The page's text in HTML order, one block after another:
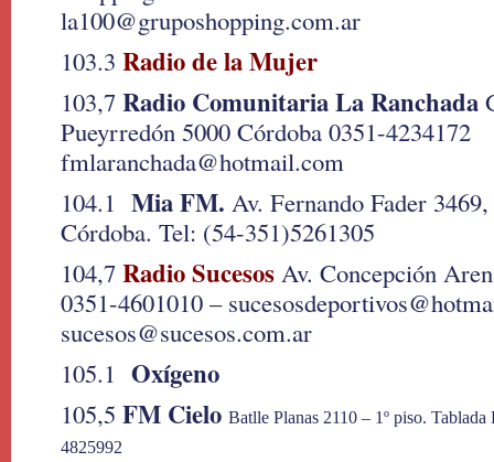
la100@gruposhopping.com.ar
103.3 Radio de la Mujer
103,7 Radio Comunitaria La Ranchada
Pueyrredón 5000 Córdoba 0351-4234172
fmlaranchada@hotmail.com
104.1 Mia FM. Av. Fernando Fader
Córdoba. Tel: (54-351)5261305
104,7 Radio Sucesos Av. Concepción
0351-4601010 –
sucesos@sucesos.com.ar
105.1 Oxígeno
105,5 FM Cielo Batlle Planas 2110 – 1º piso. Tablada
4825992